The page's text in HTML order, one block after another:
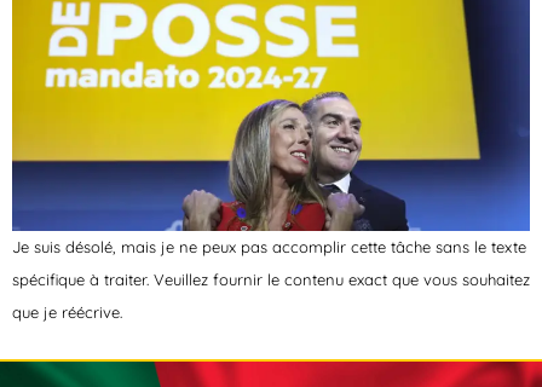
Je suis désolé, mais je ne peux pas accomplir cette tâche sans le texte
spécifique à traiter. Veuillez fournir le contenu exact que vous souhaitez
que je réécrive.